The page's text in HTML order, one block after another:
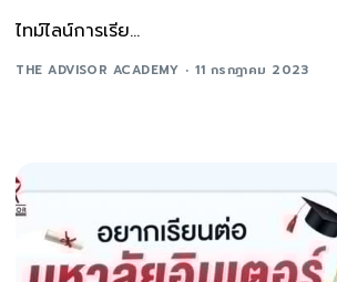
ไทม์ไลน์การเรีย...
THE ADVISOR ACADEMY 11 กรกฎาคม 2023